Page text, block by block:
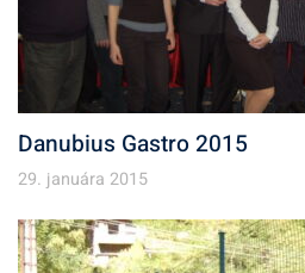
Danubius Gastro 2015
29. januára 2015